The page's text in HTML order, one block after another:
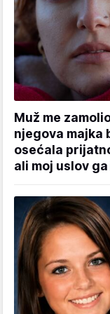
Muž me
njegova majka
osećala
ali moj uslov